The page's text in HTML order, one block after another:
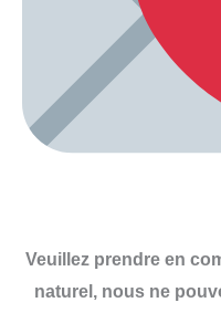
Veuillez prendre en
naturel, nous ne